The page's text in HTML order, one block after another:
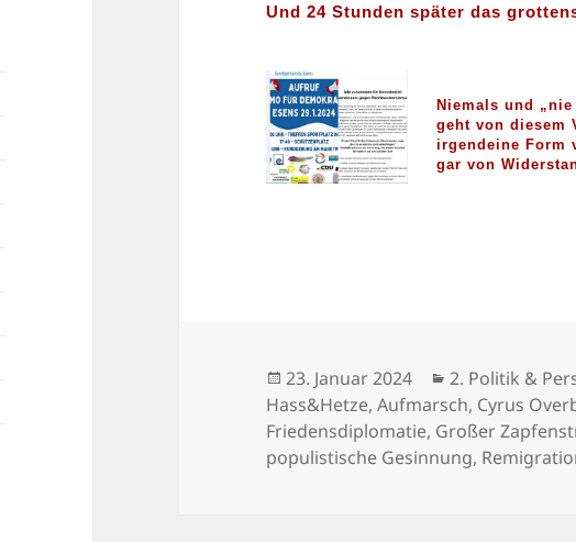
Und 24 Stunden später das
Niemals und „nie
geht von diesem
irgendeine Form
gar von
Veröffentlicht
am
23. Januar 2024 Kategorien
2. Politik &
Hass&Hetze,Aufmarsch, Cyrus
Friedensdiplomatie, Großer
populistische Gesinnung,